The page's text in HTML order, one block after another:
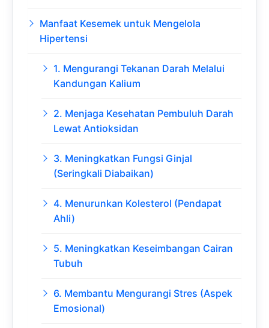
Manfaat Kesemek untuk Mengelola
Hipertensi
1. Mengurangi Tekanan Darah Melalui
Kandungan Kalium
2. Menjaga Kesehatan Pembuluh Darah
Lewat Antioksidan
3. Meningkatkan Fungsi Ginjal
(Seringkali Diabaikan)
4. Menurunkan Kolesterol (Pendapat
Ahli)
5. Meningkatkan Keseimbangan Cairan
Tubuh
6. Membantu Mengurangi Stres (Aspek
Emosional)